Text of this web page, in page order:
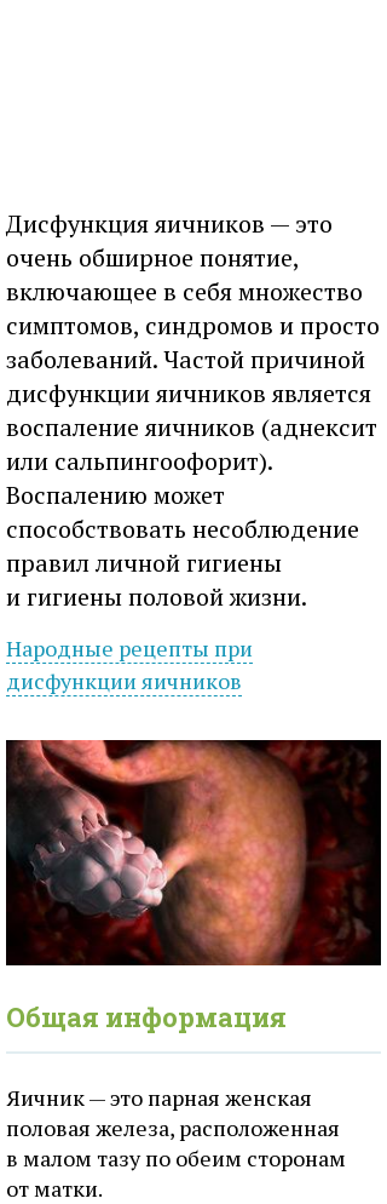
Дисфункция яичников — это
очень обширное понятие,
включающее в себя множество
симптомов, синдромов и просто
заболеваний. Частой причиной
дисфункции яичников является
воспаление яичников (аднексит
или сальпингоофорит).
Воспалению может
способствовать несоблюдение
правил личной гигиены
и гигиены половой жизни.
Народные рецепты при
дисфункции яичников
Общая информация
Яичник — это парная женская
половая железа, расположенная
в малом тазу по обеим сторонам
от матки.